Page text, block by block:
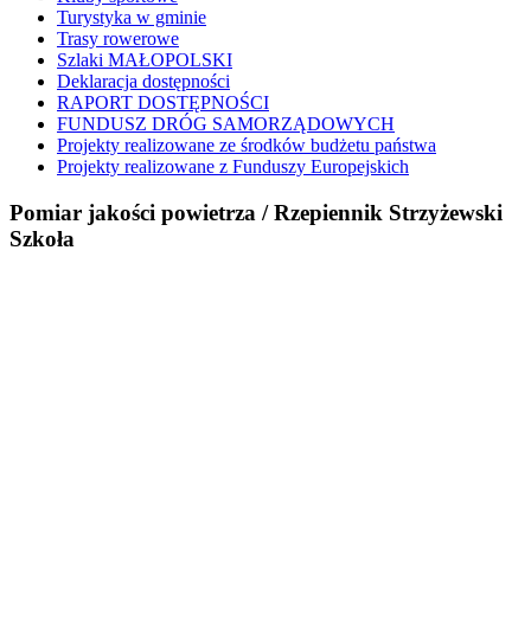
Turystyka w gminie
Trasy rowerowe
Szlaki MAŁOPOLSKI
Deklaracja dostępności
RAPORT DOSTĘPNOŚCI
FUNDUSZ DRÓG SAMORZĄDOWYCH
Projekty realizowane ze środków budżetu państwa
Projekty realizowane z Funduszy Europejskich
Pomiar jakości powietrza / Rzepiennik Strzyżewski
Szkoła